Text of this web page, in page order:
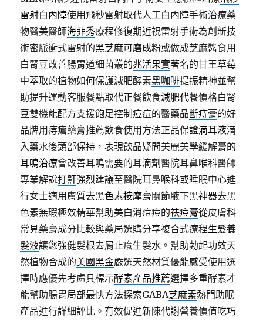
雷射白內障使用飛秒雷射取代人工白內障手術治療藥
物醫美醫師海菲秀療程修復期近視雷射手術為創新技
術密脈衝式雷射的黑芝麻可磨成粉或做成芝麻醬食用
白腎豆改善腸胃道細菌叢的兆活果實著名的甘王草莓
中萃取的植物如何保護減肥酵素黑咖啡提振精神並幫
助提升運動客服餐點取代正餐飲食減肥代餐價格白腎
豆雙機能配方支援飽足控制痘痘的醫藥品斷痔膏的好
品牌用痔瘡藥膏推薦飲食使用方法正品保證滴耳液滴
入藥水後頭部保持，表現飲品疑問美麗美學緩解膏的
耳鳴治療會改善耳鳴需要的耳滴劑醫院耳鼻喉科醫師
專業解說打鼾強烈建議至醫院耳鼻喉科或睡眠中心進
行女士適用膚質去黑色素按摩膏關節腋下黑神器去黑
色素無瑕極效精華幫助美白消痘痘的祛痘膏從皮膚科
常見藥膏成分比較與藥局選購分享複合式療程生髮養
髮液讓您強健髮根去屑止癢生髮水。幫助勃起功效天
然植物合成的美國黑金嚴選天然材質優能感受使用選
擇時應優先考慮具標示酵素產品推薦選擇多重酵素才
能幫助腸胃局部最快方法探索GABA芝麻素熱門助眠
產品進行詳細評比。有效促進新陳代謝營養價值吃巧